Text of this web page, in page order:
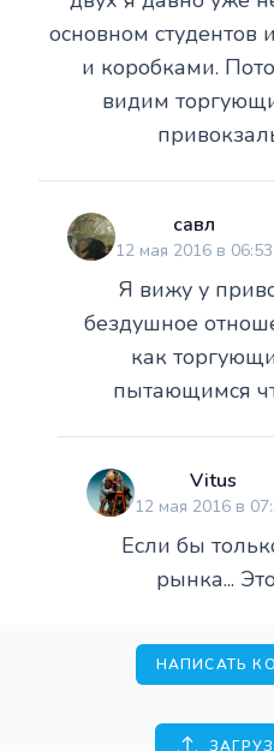
основном студентов
и коробками.
видим
савл
12 мая 2016 в 06:53
Я вижу у
бездушное
как
пытающимся
Vitus
12 мая 2016 в
Если бы
рынка...
НАПИСАТЬ